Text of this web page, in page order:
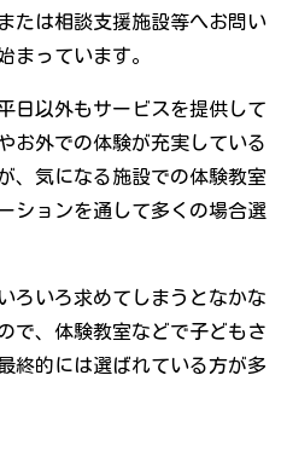
たは相談支援施設等へお問い
まっています。
日以外もサービスを提供して
お外での体験が充実している
、気になる施設での体験教室
ションを通して多くの場合選
ろいろ求めてしまうとなかな
で、体験教室などで子どもさ
終的には選ばれている方が多